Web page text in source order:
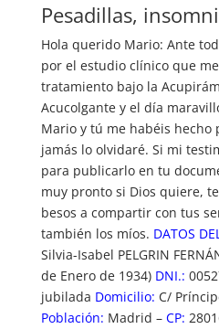
Pesadillas,
Hola querido Mario: Ante
por el estudio clínico que
tratamiento bajo la
Acucolgante y el día
Mario y tú me habéis hecho
jamás lo olvidaré. Si mi
para publicarlo en tu
muy pronto si Dios quiere,
besos a compartir con tus
también los míos. DATOS
Silvia-Isabel PELGRIN
de Enero de 1934) DNI.:
jubilada Domicilio: C/
Población: Madrid –CP: